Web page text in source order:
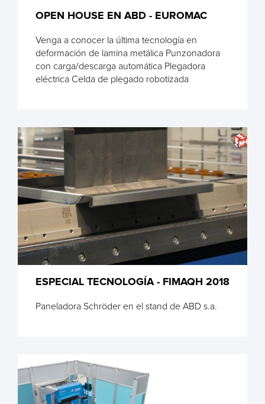
OPEN HOUSE EN ABD - EUROMAC
Venga a conocer la última tecnología en
deformación de lamina metálica Punzonadora
con carga/descarga automática Plegadora
eléctrica Celda de plegado robotizada
ESPECIAL TECNOLOGÍA - FIMAQH 2018
Paneladora Schröder en el stand de ABD s.a.